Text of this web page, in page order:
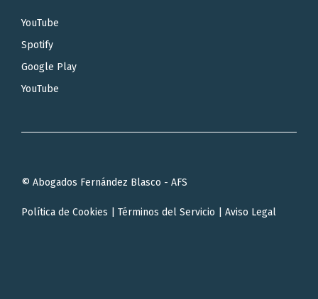
YouTube
Spotify
Google Play
YouTube
© Abogados Fernández Blasco - AFS
Política de Cookies Términos del Servicio Aviso Legal